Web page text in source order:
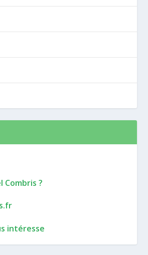
Combris ?
intéresse